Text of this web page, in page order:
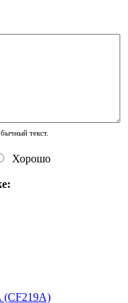
текст.
Хорошо